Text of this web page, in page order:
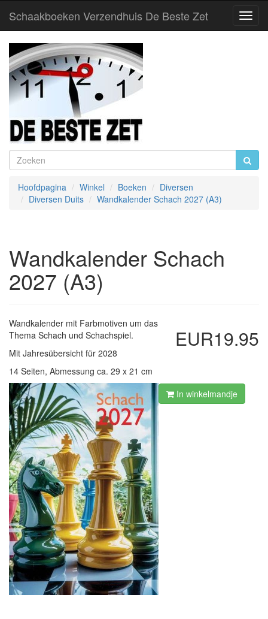
Schaakboeken Verzendhuis De Beste Zet
Hoofdpagina Winkel Boeken
Diversen
Diversen Duits
Wandkalender Schach 2027 (A3)
Wandkalender Schach
2027 (A3)
EUR19.95
Wandkalender mit Farbmotiven um das
Thema Schach und Schachspiel.
Mit Jahresübersicht für 2028
14 Seiten, Abmessung ca. 29 x 21 cm
In winkelmandje